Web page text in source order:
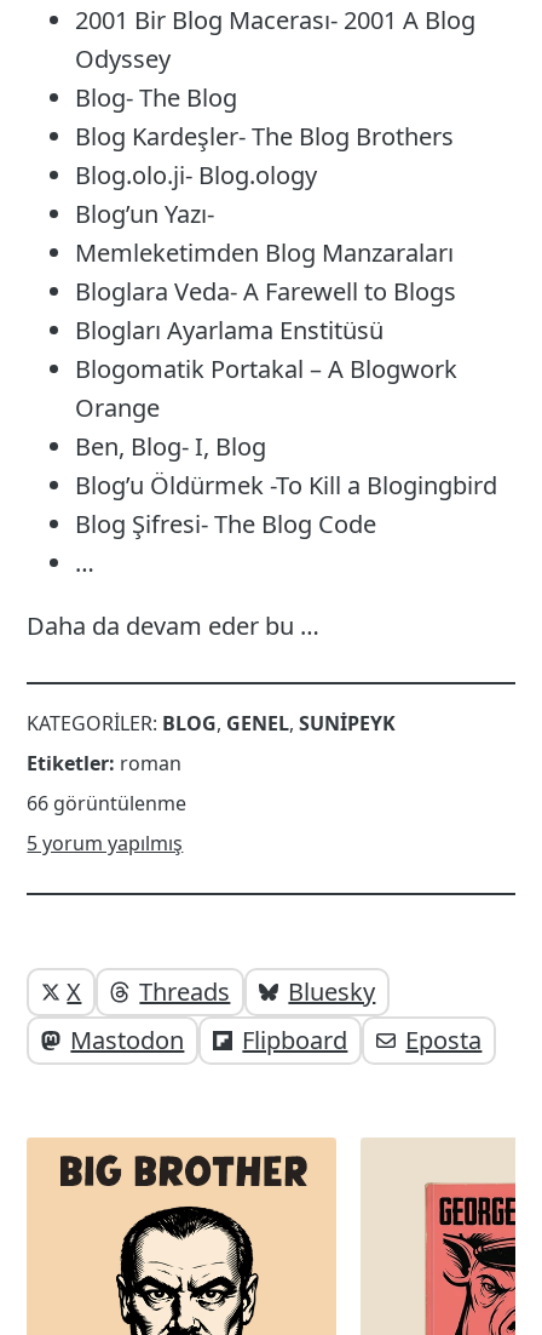
2001 Bir Blog Macerası- 2001 A Blog
Odyssey
Blog- The Blog
Blog Kardeşler- The Blog Brothers
Blog.olo.ji- Blog.ology
Blog’un Yazı-
Memleketimden Blog Manzaraları
Bloglara Veda- A Farewell to Blogs
Blogları Ayarlama Enstitüsü
Blogomatik Portakal – A Blogwork
Orange
Ben, Blog- I, Blog
Blog’u Öldürmek -To Kill a Blogingbird
Blog Şifresi- The Blog Code
…
Daha da devam eder bu …
KATEGORILER: BLOG, GENEL,SUNIPEYK
Etiketler: roman
66 görüntülenme
5 yorum yapılmış
Yazı
altı
elemanları
Yazıyı
paylaşabilirsiniz;
X Threads
Bluesky
Mastodon
Flipboard Eposta